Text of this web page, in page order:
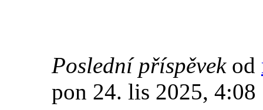
Poslední příspěvekod
pon 24. lis 2025, 4:08